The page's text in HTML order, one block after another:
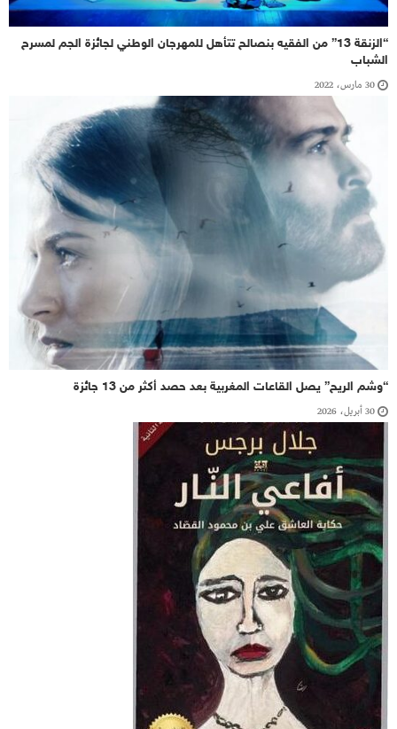
“الزنقة 13” من الفقيه بنصالح تتأهل للمهرجان الوطني لجائزة الجم لمسرح
الشباب
30 مارس، 2022
“وشم الريح” يصل القاعات المغربية بعد حصد أكثر من 13 جائزة
30 أبريل، 2026